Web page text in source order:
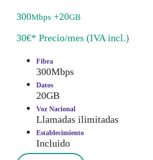
300Mbps +20GB
30€* Precio/mes (IVA incl.)
Fibra
300Mbps
Datos
20GB
Voz Nacional
Llamadas ilimitadas
Establecimiento
Incluido